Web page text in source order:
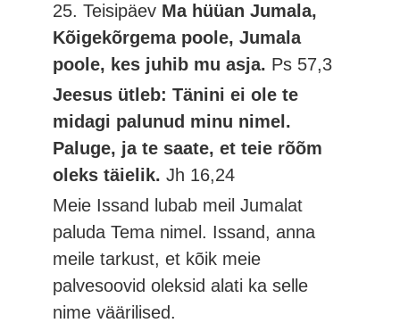
25. Teisipäev Ma hüüan Jumala,
Kõigekõrgema poole, Jumala
poole, kes juhib mu asja. Ps 57,3
Jeesus ütleb: Tänini ei ole te
midagi palunud minu nimel.
Paluge, ja te saate, et teie rõõm
oleks täielik.Jh 16,24
Meie Issand lubab meil Jumalat
paluda Tema nimel. Issand, anna
meile tarkust, et kõik meie
palvesoovid oleksid alati ka selle
nime väärilised.